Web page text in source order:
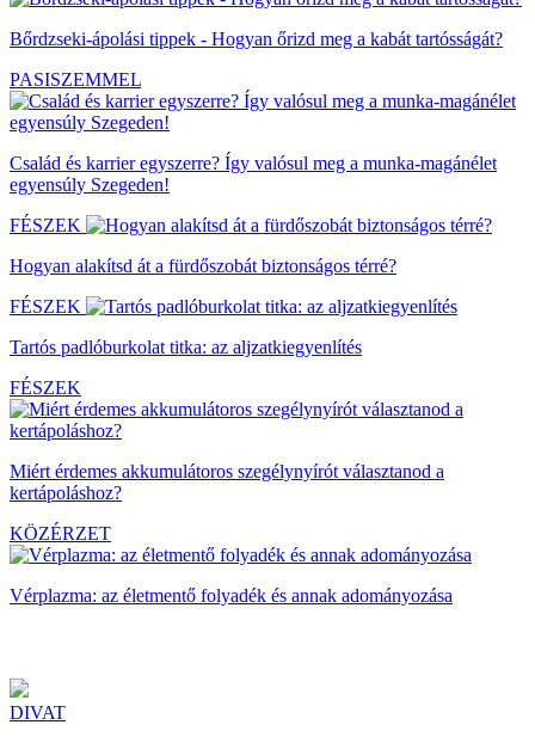
Bőrdzseki-ápolási tippek - Hogyan őrizd meg a kabát tartósságát?
PASISZEMMEL
Család és karrier egyszerre? Így valósul meg a munka-magánélet
egyensúly Szegeden!
FÉSZEK
Hogyan alakítsd át a fürdőszobát biztonságos térré?
FÉSZEK
Tartós padlóburkolat titka: az aljzatkiegyenlítés
FÉSZEK
Miért érdemes akkumulátoros szegélynyírót választanod a
kertápoláshoz?
KÖZÉRZET
Vérplazma: az életmentő folyadék és annak adományozása
DIVAT